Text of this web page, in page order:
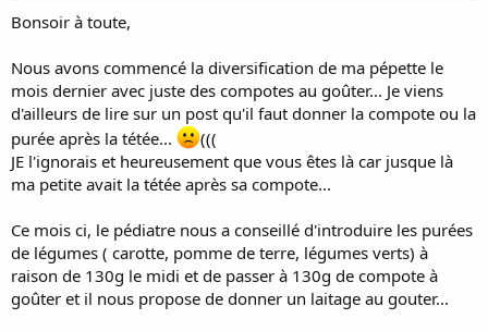
r
t
Bonsoir à toute,
Nous avons commencé la diversification de ma pépette le
mois dernier avec juste des compotes au goûter... Je viens
d'ailleurs de lire sur un post qu'il faut donner la compote ou la
purée après la tétée...
(((
JE l'ignorais et heureusement que vous êtes là car jusque là
ma petite avait la tétée après sa compote...
Ce mois ci, le pédiatre nous a conseillé d'introduire les purées
de légumes ( carotte, pomme de terre, légumes verts) à
raison de 130g le midi et de passer à 130g de compote à
goûter et il nous propose de donner un laitage au gouter...